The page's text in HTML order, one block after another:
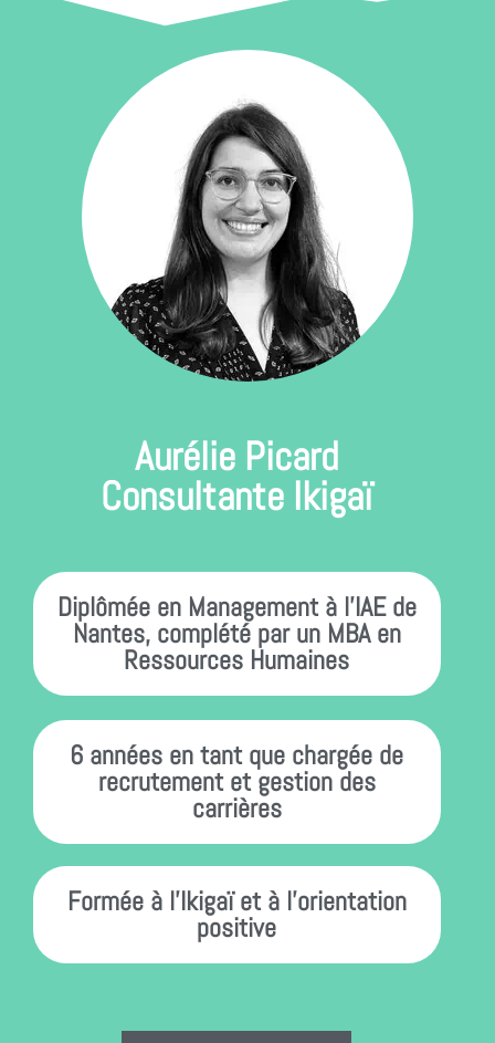
Aurélie Picard
Consultante Ikigaï
Diplômée en Management à l’IAE de
Nantes, complété par un MBA en
Ressources Humaines
6 années en tant que chargée de
recrutement et gestion des
carrières
Formée à l'Ikigaï et à l'orientation
positive